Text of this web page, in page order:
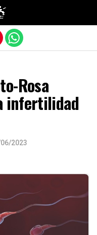
Rosa
infertilidad
2023
móvil